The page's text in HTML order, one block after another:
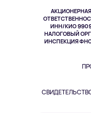
ИНН/КИО
НАЛОГОВЫЙ
ИНСПЕКЦИЯ
Здоровье питомцев
Одежда и аксессуары